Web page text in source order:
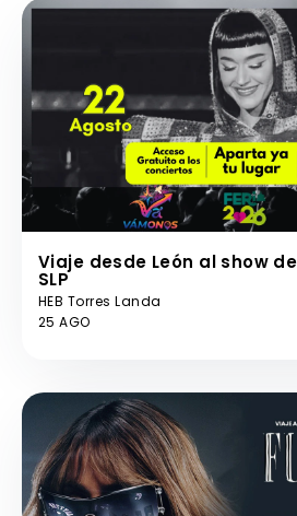
Viaje desde León al show
SLP
HEB Torres Landa
25 AGO